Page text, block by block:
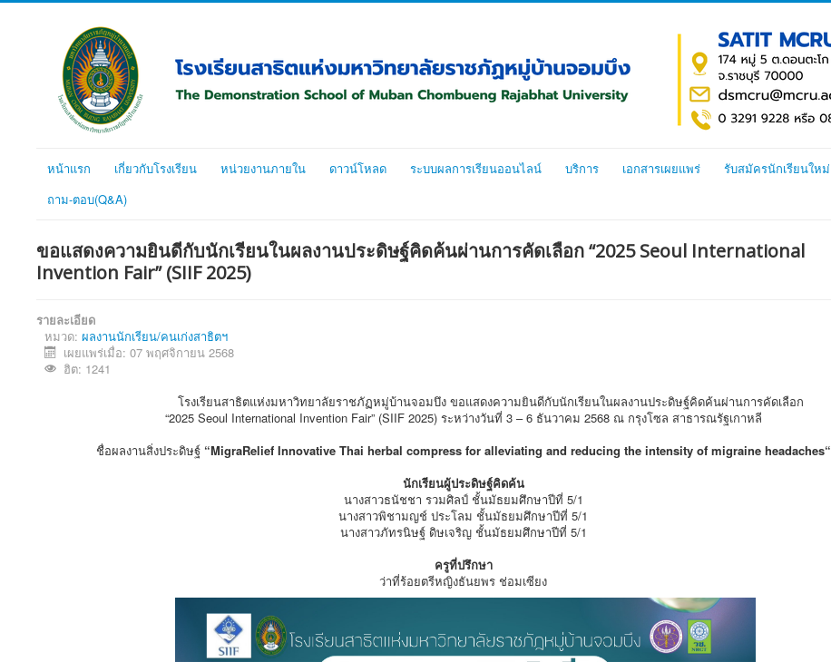
หน้าแรก เกี่ยวกับโรงเรียน หน่วยงานภายใน ดาวน์โหลด ระบบผลการเรียนออนไลน์ บริการ เอกสารเผยแพร่ รับสมัครนักเรียนใหม่
ถาม-ตอบ(Q&A)
ขอแสดงความยินดีกับนักเรียนในผลงานประดิษฐ์คิดค้นผ่านการคัดเลือก “2025 Seoul International
Invention Fair” (SIIF 2025)
รายละเอียด
หมวด: ผลงานนักเรียน/คนเก่งสาธิตฯ
เผยแพร่เมื่อ: 07 พฤศจิกายน 2568
ฮิต: 1241
โรงเรียนสาธิตแห่งมหาวิทยาลัยราชภัฏหมู่บ้านจอมบึง ขอแสดงความยินดีกับนักเรียนในผลงานประดิษฐ์คิดค้นผ่านการคัดเลือก
“2025 Seoul International Invention Fair” (SIIF 2025) ระหว่างวันที่ 3 – 6 ธันวาคม 2568 ณ กรุงโซล สาธารณรัฐเกาหลี
ชื่อผลงานสิ่งประดิษฐ์ “MigraRelief Innovative Thai herbal compress for alleviating and reducing the intensity of migraine headaches“
นักเรียนผู้ประดิษฐ์คิดค้น
นางสาวธนัชชา รวมศิลป์ ชั้นมัธยมศึกษาปีที่ 5/1
นางสาวพิชามญช์ ประโลม ชั้นมัธยมศึกษาปีที่ 5/1
นางสาวภัทรนิษฐ์ ดิษเจริญ ชั้นมัธยมศึกษาปีที่ 5/1
ครูที่ปรึกษา
ว่าที่ร้อยตรีหญิงธันยพร ช่อมเซียง